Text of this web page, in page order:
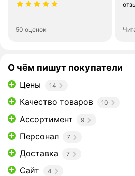
50 оценок
О чём пишут покупатели
Цены 14
Качество товаров 10
Ассортимент 9
Персонал 7
Доставка 7
Сайт 4